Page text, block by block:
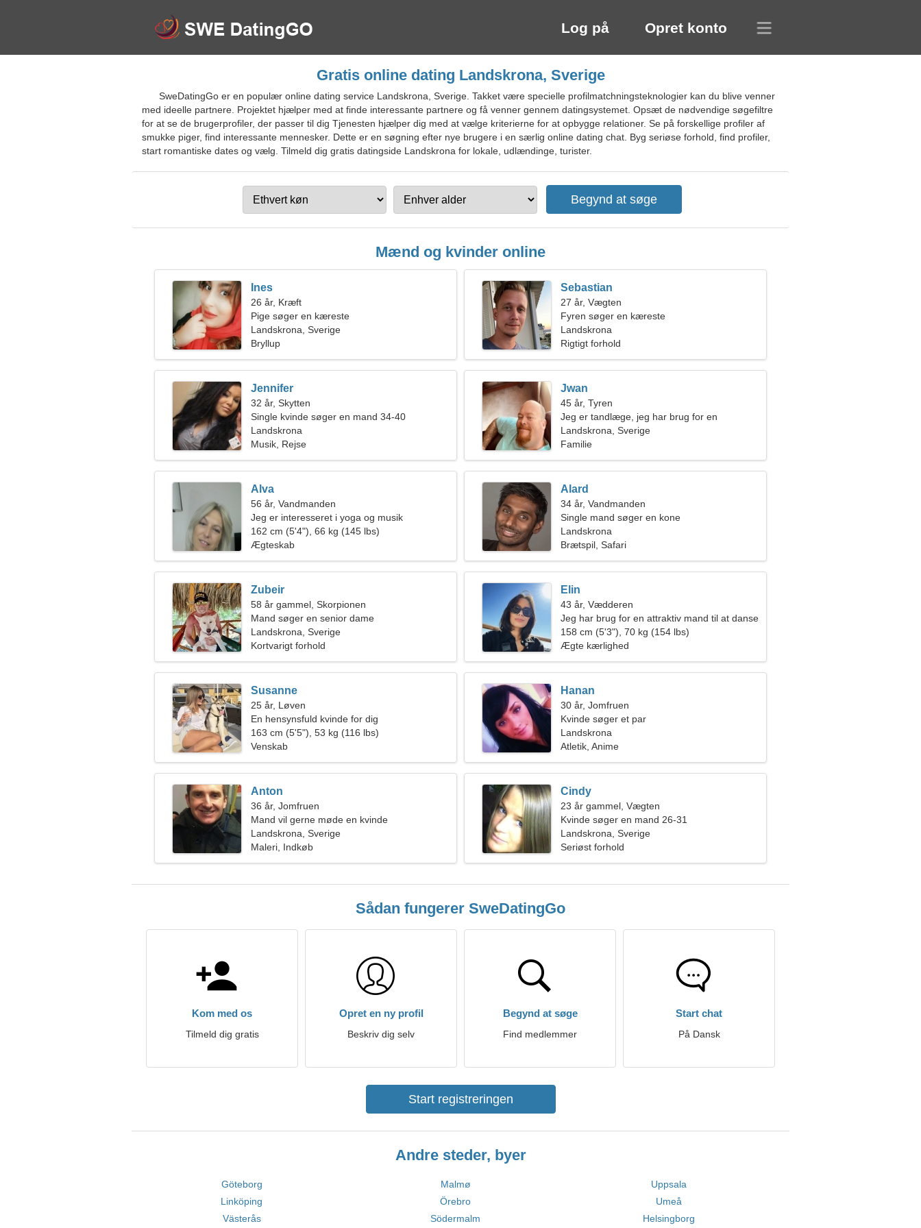
Log på Opret konto
Gratis online dating Landskrona, Sverige
SweDatingGo er en populær online dating service Landskrona, Sverige. Takket være specielle profilmatchningsteknologier kan du blive venner
med ideelle partnere. Projektet hjælper med at finde interessante partnere og få venner gennem datingsystemet. Opsæt de nødvendige søgefiltre
for at se de brugerprofiler, der passer til dig Tjenesten hjælper dig med at vælge kriterierne for at opbygge relationer. Se på forskellige profiler af
smukke piger, find interessante mennesker. Dette er en søgning efter nye brugere i en særlig online dating chat. Byg seriøse forhold, find profiler,
start romantiske dates og vælg. Tilmeld dig gratis datingside Landskrona for lokale, udlændinge, turister.
Mænd og kvinder online
Ines
26 år, Kræft
Pige søger en kæreste
Landskrona, Sverige
Bryllup
Sebastian
27 år, Vægten
Fyren søger en kæreste
Landskrona
Rigtigt forhold
Jennifer
32 år, Skytten
Single kvinde søger en mand 34-40
Landskrona
Musik, Rejse
Jwan
45 år, Tyren
Jeg er tandlæge, jeg har brug for en
omgængelig kvinde
Landskrona, Sverige
Familie
Alva
56 år, Vandmanden
Jeg er interesseret i yoga og musik
162 cm (5'4"), 66 kg (145 lbs)
Ægteskab
Alard
34 år, Vandmanden
Single mand søger en kone
Landskrona
Brætspil, Safari
Zubeir
58 år gammel, Skorpionen
Mand søger en senior dame
Landskrona, Sverige
Kortvarigt forhold
Elin
43 år, Vædderen
Jeg har brug for en attraktiv mand til at danse
sammen
158 cm (5'3"), 70 kg (154 lbs)
Ægte kærlighed
Susanne
25 år, Løven
En hensynsfuld kvinde for dig
163 cm (5'5"), 53 kg (116 lbs)
Venskab
Hanan
30 år, Jomfruen
Kvinde søger et par
Landskrona
Atletik, Anime
Anton
36 år, Jomfruen
Mand vil gerne møde en kvinde
Landskrona, Sverige
Maleri, Indkøb
Cindy
23 år gammel, Vægten
Kvinde søger en mand 26-31
Landskrona, Sverige
Seriøst forhold
Sådan fungerer SweDatingGo
Kom med os
Tilmeld dig gratis
Opret en ny profil
Beskriv dig selv
Begynd at søge
Find medlemmer
Start chat
På Dansk
Start registreringen
Andre steder, byer
Göteborg Malmø
Uppsala
Linköping
Örebro
Umeå
Västerås
Södermalm Helsingborg